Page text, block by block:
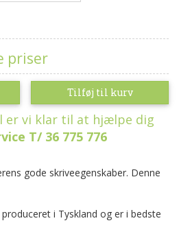
priser
Tilføj til kurv
er vi klar til at hjælpe dig
T/ 36 775 776
gode skriveegenskaber. Denne
i Tyskland og er i bedste